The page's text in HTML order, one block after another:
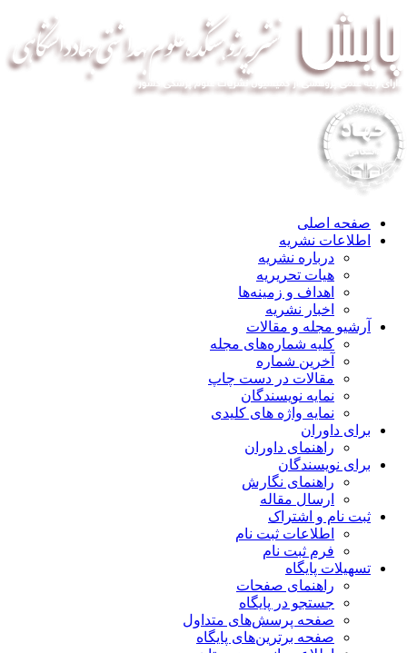
صفحه اصلی
اطلاعات نشریه
درباره نشریه
هیات تحریریه
اهداف و زمینه‌ها
اخبار نشریه
آرشیو مجله و مقالات
کلیه شماره‌های مجله
آخرین شماره
مقالات در دست چاپ
نمایه نویسندگان
نمایه واژه های کلیدی
برای داوران
راهنمای داوران
برای نویسندگان
راهنمای نگارش
ارسال مقاله
ثبت نام و اشتراک
اطلاعات ثبت نام
فرم ثبت نام
تسهیلات پایگاه
راهنمای صفحات
جستجو در پایگاه
صفحه پرسش‌های متداول
صفحه برترین‌های پایگاه